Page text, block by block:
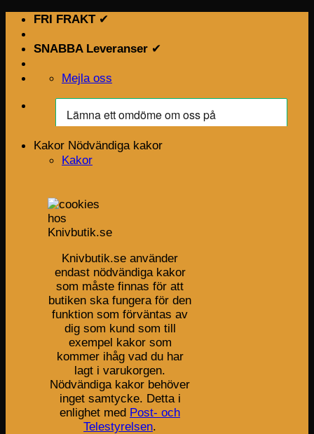
Skip
content
FRI FRAKT✔
SNABBA Leveranser ✔
Mejla oss
Kakor Nödvändiga kakor
Kakor
Knivbutik.se använder
endast nödvändiga kakor
som måste finnas för att
butiken ska fungera för den
funktion som förväntas av
dig som kund som till
exempel kakor som
kommer ihåg vad du har
lagt i varukorgen.
Nödvändiga kakor behöver
inget samtycke. Detta i
enlighet med Post- och
Telestyrelsen.